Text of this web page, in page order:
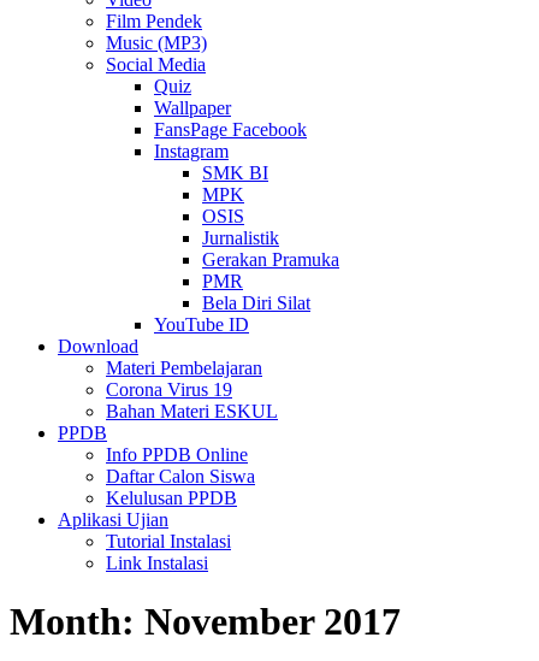
Film Pendek
Music (MP3)
Social Media
Quiz
Wallpaper
FansPage Facebook
Instagram
SMK BI
MPK
OSIS
Jurnalistik
Gerakan Pramuka
PMR
Bela Diri Silat
YouTube ID
Download
Materi Pembelajaran
Corona Virus 19
Bahan Materi ESKUL
PPDB
Info PPDB Online
Daftar Calon Siswa
Kelulusan PPDB
Aplikasi Ujian
Tutorial Instalasi
Link Instalasi
Month: November 2017